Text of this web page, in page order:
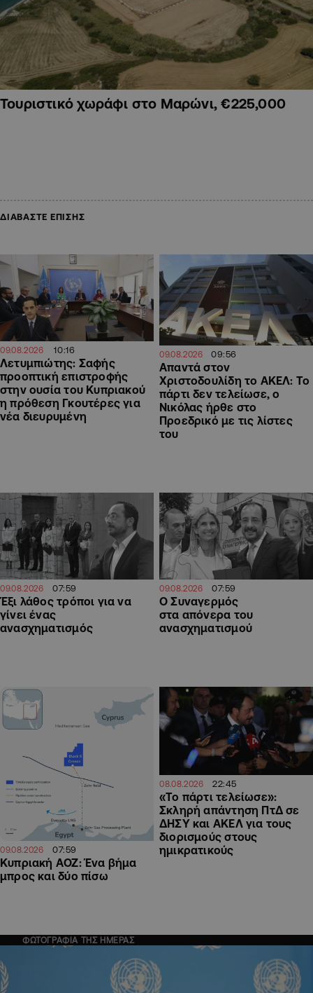
Τουριστικό χωράφι στο Μαρώνι, €225,000
ΔΙΑΒΑΣΤΕ ΕΠΙΣΗΣ
09.08.2026 10:16
Λετυμπιώτης: Σαφής
προοπτική επιστροφής
στην ουσία του Κυπριακού
η πρόθεση Γκουτέρες για
νέα διευρυμένη
09.08.2026 09:56
Απαντά στον
Χριστοδουλίδη το ΑΚΕΛ: Το
πάρτι δεν τελείωσε, ο
Νικόλας ήρθε στο
Προεδρικό με τις λίστες
του
09.08.2026 07:59
Έξι λάθος τρόποι για να
γίνει ένας
ανασχηματισμός
09.08.2026 07:59
Ο Συναγερμός
στα απόνερα του
ανασχηματισμού
09.08.2026 07:59
Κυπριακή ΑΟΖ: Ένα βήμα
μπρος και δύο πίσω
08.08.2026 22:45
«Το πάρτι τελείωσε»:
Σκληρή απάντηση ΠτΔ σε
ΔΗΣΥ και ΑΚΕΛ για τους
διορισμούς στους
ημικρατικούς
ΦΩΤΟΓΡΑΦΙΑ ΤΗΣ ΗΜΕΡΑΣ